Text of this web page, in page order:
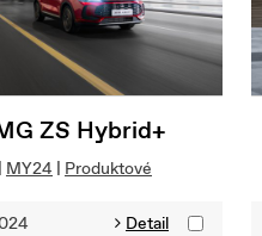
ZS Hybrid+
| MY24 | Produktové
Detail